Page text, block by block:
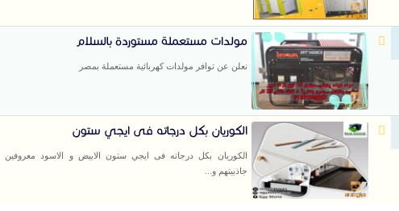
مولدات مستعملة مستوردة بالسلام
نعلن عن توافر مولدات كهربائية مستعملة بمصر
الكوريان بكل درجاته فى ايجي ستون
الكوريان بكل درجاته فى ايجي ستون الابيض و الاسود معروفين
جاذبيتهم و...